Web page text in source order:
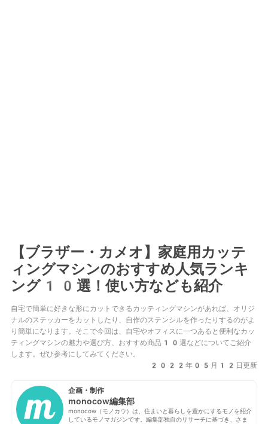
【ブラザー・カメオ】家庭用カッテ
ィングマシンのおすすめ人気ランキ
ング10選！使い方なども紹介
自宅で簡単に好きな形にカットできるカッティングマシンがあれば、オリジ
ナルのステッカーをカットしたり、自作のステンシルを作ったりするのがよ
り簡単になります。そこで今回は、自宅やオフィスに一つあると便利なカッ
ティングマシンの魅力や選び方、おすすめ商品10選などについてご紹介
します。ぜひ参考にしてみてください。
2022年05月12日更新
企画・制作
monocow編集部
monocow（モノカウ）は、住まいと暮らしを豊かにするモノを紹介
しているモノマガジンです。編集部独自のリサーチに基づき、さま